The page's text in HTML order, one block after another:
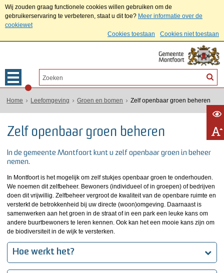
Wij zouden graag functionele cookies willen gebruiken om de
gebruikerservaring te verbeteren, staat u dit toe? Meer informatie over de
cookiewet
Cookies toestaan
Cookies niet toestaan
Home Leefomgeving Groen en bomen Zelf openbaar groen beheren
Zelf openbaar groen beheren
In de gemeente Montfoort kunt u zelf openbaar groen in beheer
nemen.
In Montfoort is het mogelijk om zelf stukjes openbaar groen te onderhouden.
We noemen dit zelfbeheer. Bewoners (individueel of in groepen) of bedrijven
doen dit vrijwillig. Zelfbeheer vergroot de kwaliteit van de openbare ruimte en
versterkt de betrokkenheid bij uw directe (woon)omgeving. Daarnaast is
samenwerken aan het groen in de straat of in een park een leuke kans om
andere buurtbewoners te leren kennen. Ook kan het een mooie kans zijn om
de biodiversiteit in de wijk te versterken.
Hoe werkt het?